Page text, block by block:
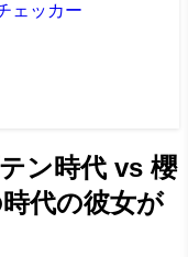
ェッカー
ン時代 vs 櫻
代の彼女が